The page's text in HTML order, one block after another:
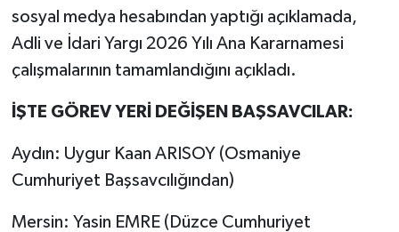
sosyal medya hesabından yaptığı açıklamada,
Adli ve İdari Yargı 2026 Yılı Ana Kararnamesi
çalışmalarının tamamlandığını açıkladı.
İŞTE GÖREV YERİ DEĞİŞEN BAŞSAVCILAR:
Aydın: Uygur Kaan ARISOY (Osmaniye
Cumhuriyet Başsavcılığından)
Mersin: Yasin EMRE (Düzce Cumhuriyet